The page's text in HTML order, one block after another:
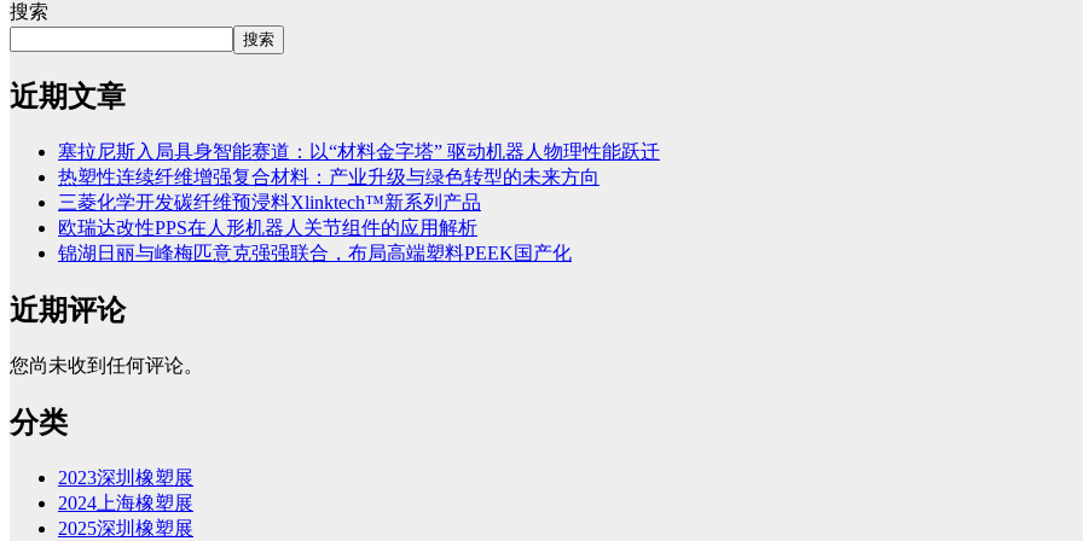
搜索
搜索
近期文章
塞拉尼斯入局具身智能赛道：以“材料金字塔” 驱动机器人物理性能跃迁
热塑性连续纤维增强复合材料：产业升级与绿色转型的未来方向
三菱化学开发碳纤维预浸料Xlinktech™新系列产品
欧瑞达改性PPS在人形机器人关节组件的应用解析
锦湖日丽与峰梅匹意克强强联合，布局高端塑料PEEK国产化
近期评论
您尚未收到任何评论。
分类
2023深圳橡塑展
2024上海橡塑展
2025深圳橡塑展